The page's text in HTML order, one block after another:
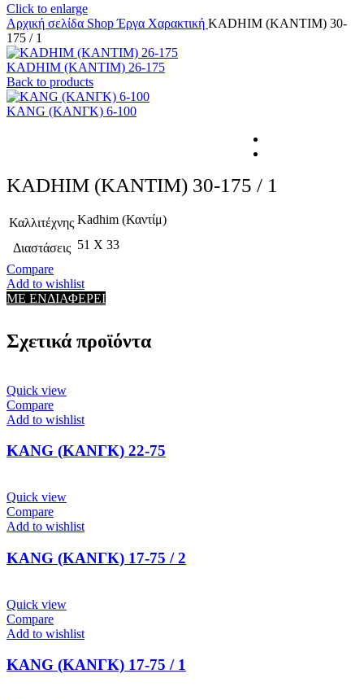
Click to enlarge
Αρχική σελίδα ShopΈργα Χαρακτική KADHIM (ΚΑΝΤΙΜ) 30-
175 / 1
KADHIM (ΚΑΝΤΙΜ) 26-175
Back to products
KANG (ΚΑΝΓΚ) 6-100
KADHIM (ΚΑΝΤΙΜ) 30-175 / 1
Καλλιτέχνης Kadhim (Καντίμ)
Διαστάσεις 51 X 33
Compare
Add to wishlist
ΜΕ ΕΝΔΙΑΦΕΡΕΙ
Σχετικά προϊόντα
Quick view
Compare
Add to wishlist
KANG (ΚΑΝΓΚ) 22-75
Quick view
Compare
Add to wishlist
KANG (ΚΑΝΓΚ) 17-75 / 2
Quick view
Compare
Add to wishlist
KANG (ΚΑΝΓΚ) 17-75 / 1